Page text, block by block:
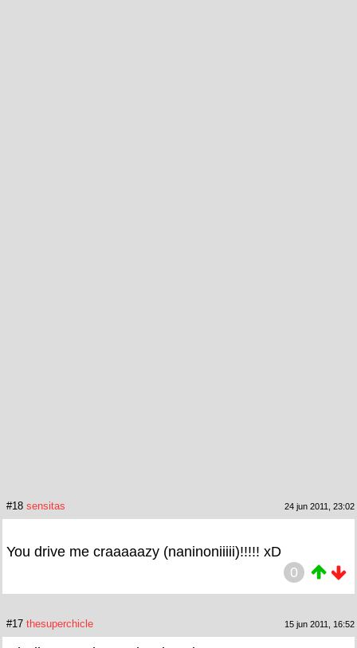
#18 sensitas 24 jun 2011, 23:02
You drive me craaaaazy (naninoniiiii)!!!!! xD
0
#17 thesuperchicle 15 jun 2011, 16:52